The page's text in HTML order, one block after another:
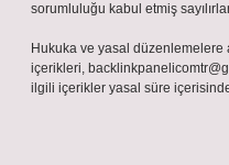
sorumluluğu kabul etmiş
Hukuka ve yasal düzenlemelere
içerikleri,
ilgili içerikler yasal süre